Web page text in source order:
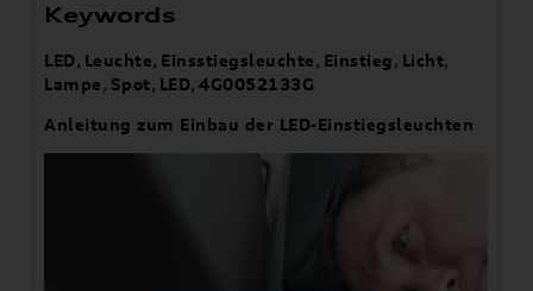
Keywords
LED, Leuchte, Einsstiegsleuchte, Einstieg, Licht,
Lampe, Spot, LED,4G0052133G
Anleitung zum Einbau der LED-Einstiegsleuchten